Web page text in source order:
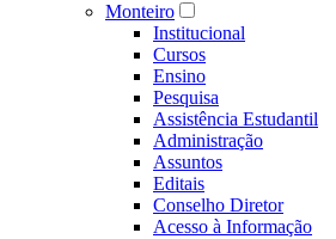
Monteiro
Institucional
Cursos
Ensino
Pesquisa
Assistência Estudantil
Administração
Assuntos
Editais
Conselho Diretor
Acesso à Informação